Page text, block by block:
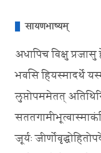
सायणभाष्यम्
अधापिच विक्षु प्रजासु
भवसि हियस्मादर्थे
लुप्तोपममेतत्
जूर्यः